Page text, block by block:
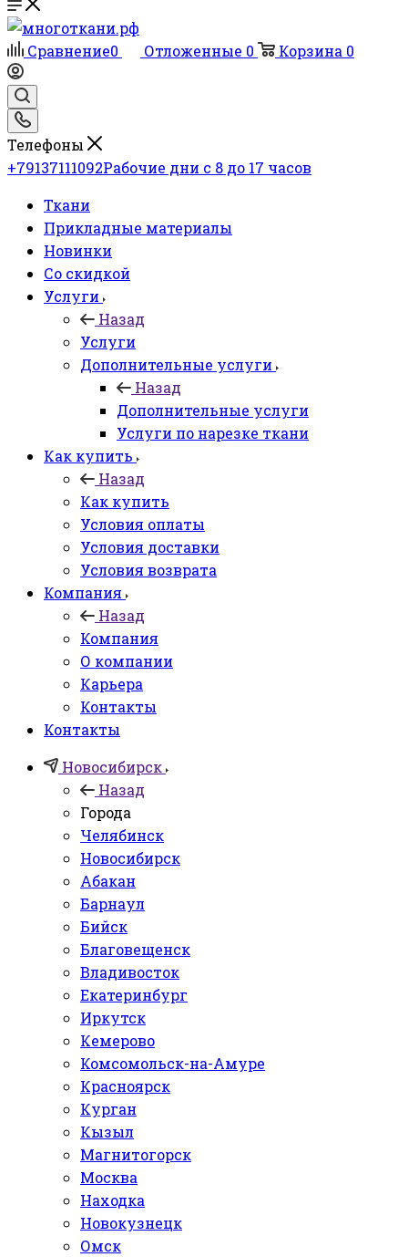
Сравнение0 Отложенные 0 Корзина 0
Телефоны
+79137111092Рабочие дни с 8 до 17 часов
Ткани
Прикладные материалы
Новинки
Со скидкой
Услуги
Назад
Услуги
Дополнительные услуги
Назад
Дополнительные услуги
Услуги по нарезке ткани
Как купить
Назад
Как купить
Условия оплаты
Условия доставки
Условия возврата
Компания
Назад
Компания
О компании
Карьера
Контакты
Контакты
Новосибирск
Назад
Города
Челябинск
Новосибирск
Абакан
Барнаул
Бийск
Благовещенск
Владивосток
Екатеринбург
Иркутск
Кемерово
Комсомольск-на-Амуре
Красноярск
Курган
Кызыл
Магнитогорск
Москва
Находка
Новокузнецк
Омск